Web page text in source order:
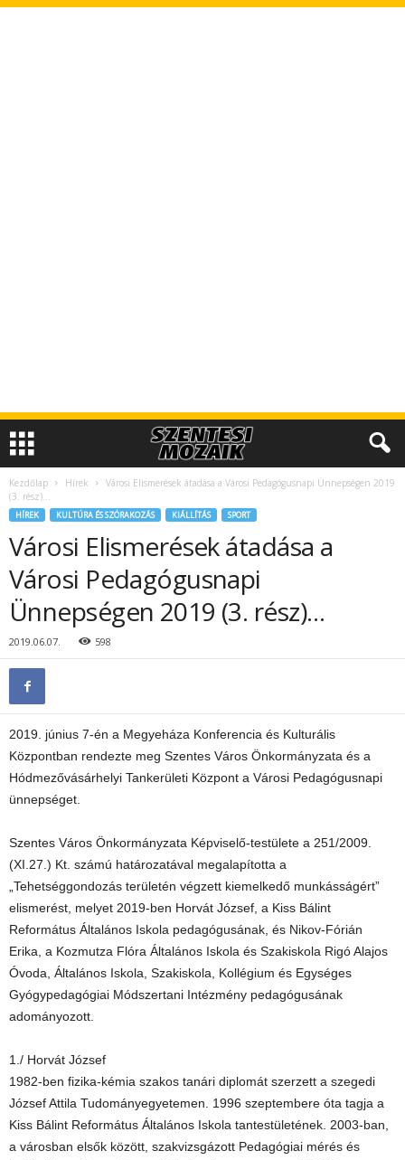
Kezdőlap Hírek
Városi Elismerések átadása a Városi Pedagógusnapi Ünnepségen 2019
(3. rész)…
HÍREK KULTÚRA ÉS SZÓRAKOZÁS KIÁLLÍTÁS SPORT
Városi Elismerések átadása a
Városi Pedagógusnapi
Ünnepségen 2019 (3. rész)…
2019.06.07. 598
2019. június 7-én a Megyeháza Konferencia és Kulturális
Központban rendezte meg Szentes Város Önkormányzata és a
Hódmezővásárhelyi Tankerületi Központ a Városi Pedagógusnapi
ünnepséget.
Szentes Város Önkormányzata Képviselő-testülete a 251/2009.
(XI.27.) Kt. számú határozatával megalapította a
„Tehetséggondozás területén végzett kiemelkedő munkásságért”
elismerést, melyet 2019-ben Horvát József, a Kiss Bálint
Református Általános Iskola pedagógusának, és Nikov-Fórián
Erika, a Kozmutza Flóra Általános Iskola és Szakiskola Rigó Alajos
Óvoda, Általános Iskola, Szakiskola, Kollégium és Egységes
Gyógypedagógiai Módszertani Intézmény pedagógusának
adományozott.
1./ Horvát József
1982-ben fizika-kémia szakos tanári diplomát szerzett a szegedi
József Attila Tudományegyetemen. 1996 szeptembere óta tagja a
Kiss Bálint Református Általános Iskola tantestületének. 2003-ban,
a városban elsők között, szakvizsgázott Pedagógiai mérés és